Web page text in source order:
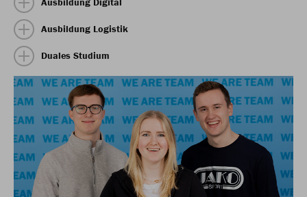
Ausbildung Logistik
Duales Studium